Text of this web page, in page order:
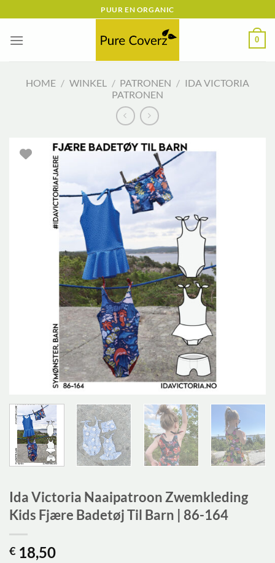
naar
inhoud
PUUR EN ORGANIC
0
HOME / WINKEL / PATRONEN / IDA VICTORIA
PATRONEN
Ida Victoria Naaipatroon Zwemkleding
Kids Fjære Badetøj Til Barn | 86-164
€ 18,50